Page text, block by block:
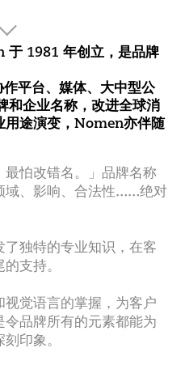
1981 年创立，是品牌
平台、媒体、大中型公
和企业名称，改进全球消
用途演变，Nomen亦伴随
怕改错名。」品牌名称
域、影响、合法性……绝对
独特的专业知识，在客
支持。
觉语言的掌握，为客户
品牌所有的元素都能为
印象。